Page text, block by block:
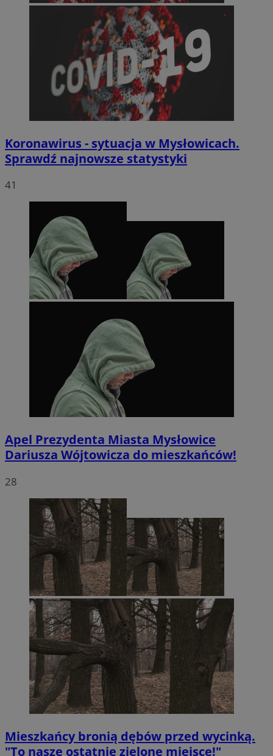
Koronawirus - sytuacja w Mysłowicach.
Sprawdź najnowsze statystyki
41
Apel Prezydenta Miasta Mysłowice
Dariusza Wójtowicza do mieszkańców!
28
Mieszkańcy bronią dębów przed wycinką.
"To nasze ostatnie zielone miejsce!"